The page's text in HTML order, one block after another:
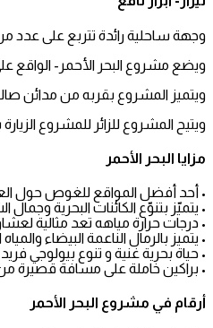
وجهة ساحلية رائدة تتربع على عدد من
ويضع مشروع البحر الأحمر- الواقع
ويتميز المشروع بقربه من مدائن
ويتيح المشروع للزائر للمشروع
مزايا البحر الأحمر
• أحد أفضل المواقع للغوص حول
• يتميّز بتنوّع الكائنات البحرية وجمال
• درجات حرارة مياهه تعد مثالية
• يتميز بالرمال الناعمة البيضاء
• حياة بحرية غنية و تنوع بيولوجي فريد
• براكين خاملة على مسافة قصيرة
أرقام في مشروع البحر الأحمر